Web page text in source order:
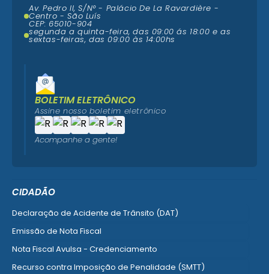
CIDADÃO
Declaração de Acidente de Trânsito (DAT)
Emissão de Nota Fiscal
Nota Fiscal Avulsa - Credenciamento
Recurso contra Imposição de Penalidade (SMTT)
Av. Pedro II, S/N° - Palácio De La Ravardière -
Centro - São Luís
CEP: 65010-904
segunda a quinta-feira, das 09:00 ás 18:00 e as
sextas-feiras, das 09:00 às 14:00hs
BOLETIM ELETRÔNICO
Assine nosso boletim eletrônico
Acompanhe a gente!